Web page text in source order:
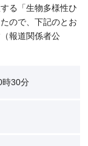
る「生物多様性ひ
ので、下記のとお
報道関係者公
時30分